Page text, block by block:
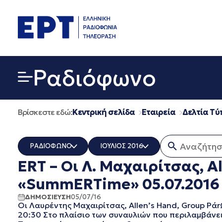
περιεχόμενο
Ραδιόφωνο
Βρίσκεστε εδώ:Κεντρική σελίδα Εταιρεία Δελτία
ΡΑΔΙΟΦΩΝΟ
ΟΛΑ
ERT COSMOS
ERTECHO
ERTFLIX
EUROVISION - EBU
ΙΟΥΛΙΟΣ 2016
ΟΛΑ
ΔΕΚΕΜΒΡΙΟΣ 2025
ΝΟΕΜΒΡΙΟΣ 2025
ΟΚΤΩΒΡΙΟΣ 2025
ΣΕΠΤΕΜΒΡΙΟΣ 2025
Αναζήτηση
ERT – Οι Λ. Μαχαιρίτσας,
«SummERTime» 05.07.2016
ΔΗΜΟΣΙΕΥΣΗ05/07/16
Οι Λαυρέντης Μαχαιρίτσας, Allen’s Hand, Group
20:30 Στο πλαίσιο των συναυλιών που